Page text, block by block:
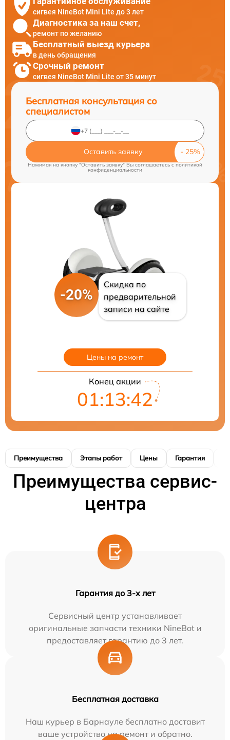
сигвея NineBot Mini Lite до 3 лет
Диагностика за наш счет,
ремонт по желанию
Бесплатный выезд курьера
в день обращения
Срочный ремонт
сигвея NineBot Mini Lite от 35 минут
Бесплатная консультация со
специалистом
Оставить заявку
Нажимая на кнопку "Оставить заявку" Вы соглашаетесь c политикой
конфиденциальности
-20%
Скидка по
предварительной
записи на сайте
Цены на ремонт
Конец акции
01:13:40
Преимущества Этапы работ Цены Гарантия
Преимущества сервис-
центра
Гарантия до 3-х лет
Сервисный центр устанавливает
оригинальные запчасти техники NineBot и
предоставляет гарантию до 3 лет.
Бесплатная доставка
Наш курьер в Барнауле бесплатно доставит
ваше устройство на ремонт и обратно.